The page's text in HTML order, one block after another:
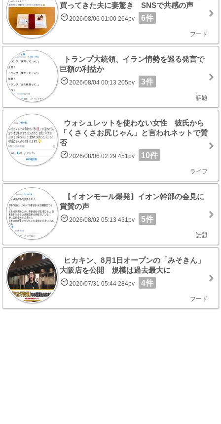
買ってきた夫に妻驚き SNSで共感の声
2026/08/06 01:00 264pv 6件
フード
トランプ大統領、イラン情勢を巡る発言で
巨額の利益か
2026/08/04 00:13 205pv 3件
話題
ウォシュレットを使わない女性 彼氏から
「くさくさお尻じゃん」と言われネットで賛
否
2026/08/06 02:29 451pv 10件
ライフ
【イオンモール爆発】イオン幹部の会見に
賞賛の声
2026/08/02 05:13 431pv 5件
話題
ヒカキン、8月1日オープンの「みそきん」
大阪店を公開 規模は過去最大に
2026/07/31 05:44 284pv 4件
フード